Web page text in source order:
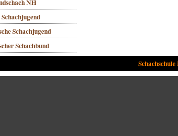
NH
Schachjugend
Schachjugend
Schachbund